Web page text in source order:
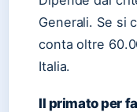
Generali. Se si
conta oltre
Italia.
Il primato per